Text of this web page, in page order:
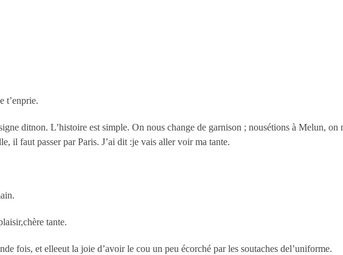
t’enprie.
ditnon. L’histoire est simple. On nous change de garnison ; nousétions à Melun, on
il faut passer par Paris. J’ai dit :je vais aller voir ma tante.
tante.
fois, et elleeut la joie d’avoir le cou un peu écorché par les soutaches del’uniforme.